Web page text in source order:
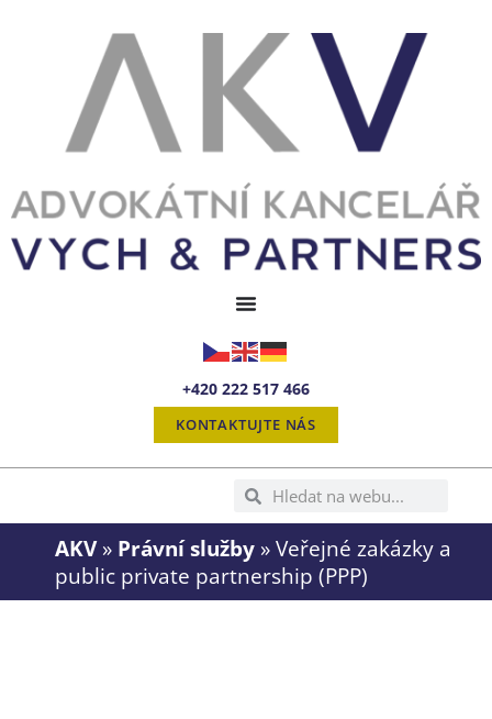
+420 222 517 466
KONTAKTUJTE NÁS
AKV» Právní služby » Veřejné zakázky a
public private partnership (PPP)